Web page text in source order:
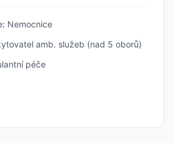
Nemocnice
amb. služeb (nad 5 oborů)
péče